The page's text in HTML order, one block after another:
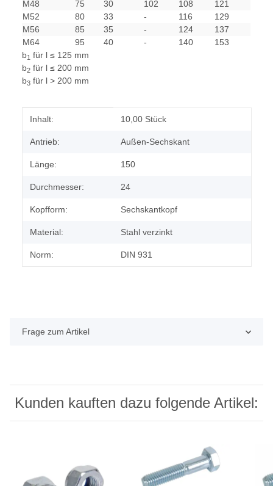
M48
75 30 102 108
121
M52
80 33 - 116
129
M56
85 35 - 124
137
M64
95 40 - 140
153
b1 für l ≤ 125 mm
b2 für l ≤ 200 mm
b3 für l > 200 mm
Produkteigenschaft
Wert
Inhalt: 10,00 Stück
Antrieb: Außen-Sechskant
Länge: 150
Durchmesser: 24
Kopfform: Sechskantkopf
Material: Stahl verzinkt
Norm: DIN 931
Frage zum Artikel
Kunden kauften dazu folgende Artikel: